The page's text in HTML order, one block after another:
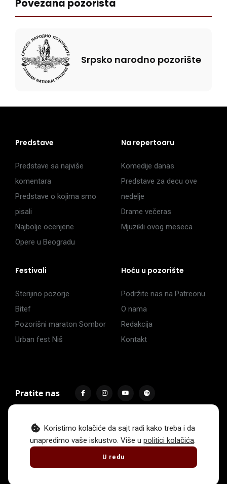
Povezana pozorista
Srpsko narodno pozorište
Koristimo kolačiće da sajt radi kako treba i da
unapredimo vaše iskustvo. Više u politici kolačića.
U redu
Predstave
Predstave sa najviše
komentara
Predstave o kojima smo
pisali
Najbolje ocenjene
Opere u Beogradu
Na repertoaru
Komedije danas
Predstave za decu ove
nedelje
Drame večeras
Mjuzikli ovog meseca
Festivali
Sterijino pozorje
Bitef
Pozorišni maraton Sombor
Urban fest Niš
Hoću u pozorište
Podržite nas na Patreonu
O nama
Redakcija
Kontakt
Pratite nas
Impressum Politika privatnosti
Uslovi korišćenja
. Sva prava zadržava Hoću u pozorište.